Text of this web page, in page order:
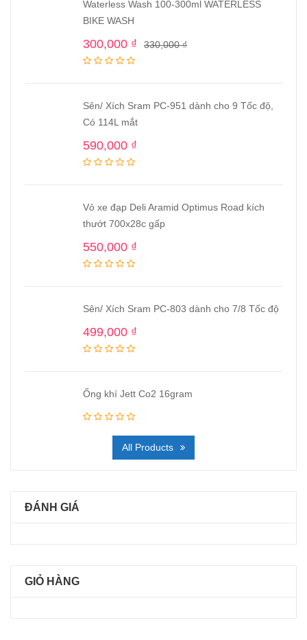
Waterless Wash 100-300ml WATERLESS
BIKE WASH
330,000₫
300,000 ₫
Sên/ Xích Sram PC-951 dành cho 9 Tốc độ,
Có 114L mắt
590,000 ₫
Vỏ xe đạp Deli Aramid Optimus Road kích
thướt 700x28c gấp
550,000 ₫
Sên/ Xích Sram PC-803 dành cho 7/8 Tốc độ
499,000 ₫
Ống khí Jett Co2 16gram
All Products
ĐÁNH GIÁ
GIỎ HÀNG